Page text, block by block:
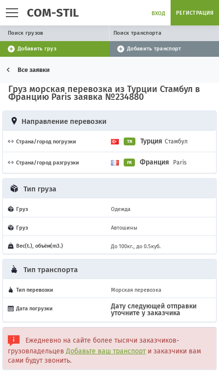
COM-STIL ВХОД РЕГИСТРАЦИЯ
Поиск грузов Поиск транспорта
Добавить груз Добавить транспорт
Все заявки
Груз морская перевозка из Турции Стамбул в
Францию Paris заявка №234880
Направление перевозки
Страна/город погрузки TR Турция Стамбул
Страна/город разгрузки FR Франция Paris
Тип груза
Груз Одежда
Груз Автошины
Вес(t.), объём(m3.) До 100кг., до 0.5куб.
Тип транспорта
Тип перевозки Морская перевозка
Дата погрузки
Дату следующей отправки
уточните у заказчика
Ежедневно на сайте более тысячи заказчиков-
грузовладельцевДобавьте ваш транспорти заказчики вам
сами будут звонить.